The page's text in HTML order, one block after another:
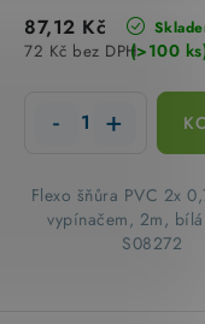
(>100
72 Kč bez DPH
87,12 Kč
Flexo šňůra PVC 2x
vypínačem, 2m, bílá
S08272